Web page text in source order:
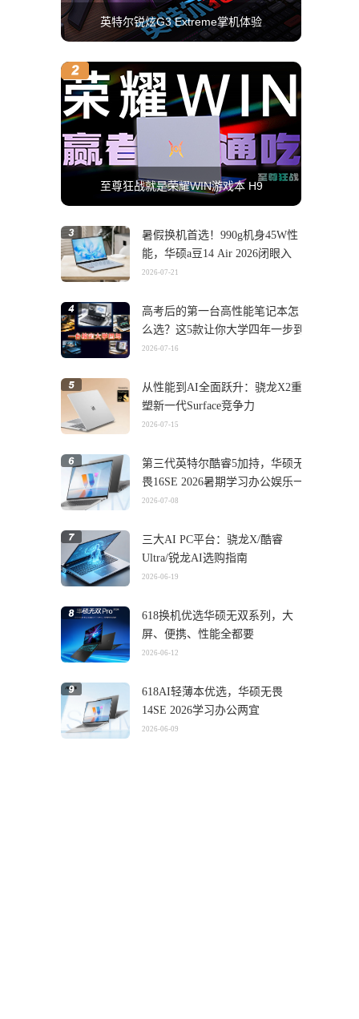
英特尔锐炫G3 Extreme掌机体验
至尊狂战就是荣耀WIN游戏本 H9
暑假换机首选！990g机身45W性
能，华硕a豆14 Air 2026闭眼入
2026-07-21
高考后的第一台高性能笔记本怎
么选？这5款让你大学四年一步到
位
2026-07-16
从性能到AI全面跃升：骁龙X2重
塑新一代Surface竞争力
2026-07-15
第三代英特尔酷睿5加持，华硕无
畏16SE 2026暑期学习办公娱乐一
机搞定
2026-07-08
三大AI PC平台：骁龙X/酷睿
Ultra/锐龙AI选购指南
2026-06-19
618换机优选华硕无双系列，大
屏、便携、性能全都要
2026-06-12
618AI轻薄本优选，华硕无畏
14SE 2026学习办公两宜
2026-06-09